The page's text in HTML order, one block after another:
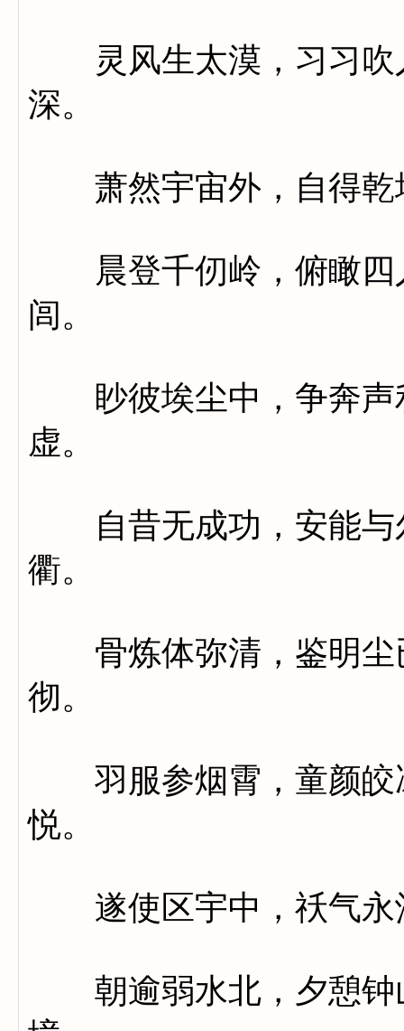
灵风生太漠，习习吹
深。
萧然宇宙外，自得乾
晨登千仞岭，俯瞰四
闾。
眇彼埃尘中，争奔声
虚。
自昔无成功，安能与
衢。
骨炼体弥清，鉴明尘
彻。
羽服参烟霄，童颜皎
悦。
遂使区宇中，祅气永
朝逾弱水北，夕憩钟